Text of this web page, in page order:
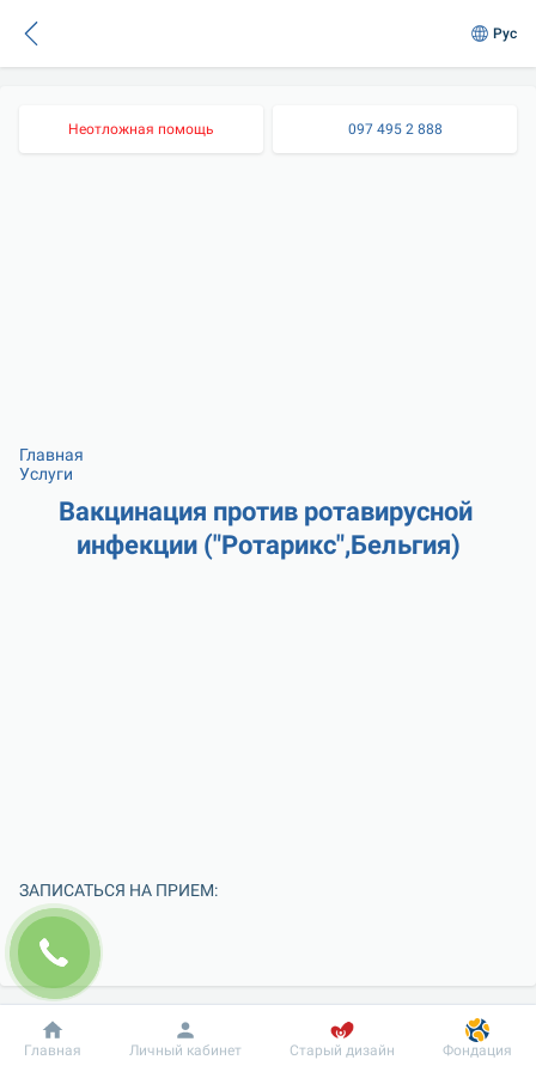
Рус
Неотложная помощь 097 495 2 888
Главная
Услуги
Вакцинация против ротавирусной
инфекции ("Ротарикс",Бельгия)
ЗАПИСАТЬСЯ НА ПРИЕМ:
Добробут Информация Пациенту
Главная Личный кабинет Старый дизайн Фондация